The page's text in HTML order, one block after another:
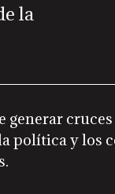
la
generar
política y los